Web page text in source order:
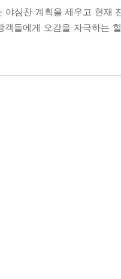
심찬 계획을 세우고 현재
들에게 오감을 자극하는